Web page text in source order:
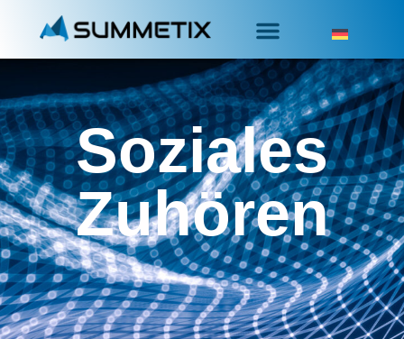
Soziales
Zuhören